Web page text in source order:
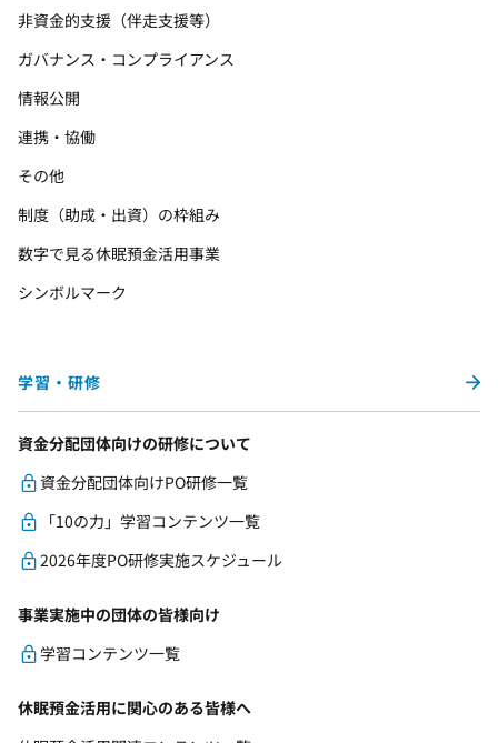
非資金的支援（伴走支援等）
ガバナンス・コンプライアンス
情報公開
連携・協働
その他
制度（助成・出資）の枠組み
数字で見る休眠預金活用事業
シンボルマーク
学習・研修
資金分配団体向けの研修について
資金分配団体向けPO研修一覧
「10の力」学習コンテンツ一覧
2026年度PO研修実施スケジュール
事業実施中の団体の皆様向け
学習コンテンツ一覧
休眠預金活用に関心のある皆様へ